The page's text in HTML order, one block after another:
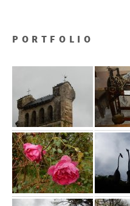
PORTFOLIO